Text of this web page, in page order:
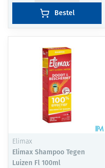
Bestel
Elimax
Elimax Shampoo Tegen
Luizen Fl 100ml